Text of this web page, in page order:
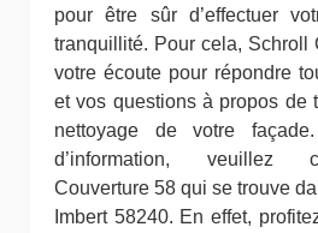
pour être sûr d’effectuer
tranquillité. Pour cela, Schroll
votre écoute pour répondre
et vos questions à propos de
nettoyage de votre
d’information, veuillez
Couverture 58 qui se trouve
Imbert 58240. En effet,